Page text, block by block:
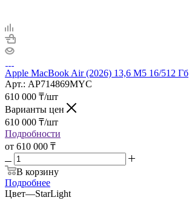
Apple MacBook Air (2026) 13,6 M5 16/512 Гб
Арт.: AP714869MYC
610 000 ₸/шт
Варианты цен
610 000 ₸/шт
Подробности
от 610 000 ₸
В корзину
Подробнее
Цвет—StarLight